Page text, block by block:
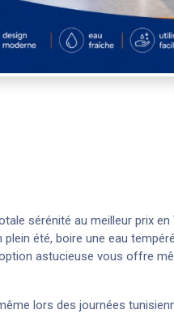
sérénité au meilleur prix
été, boire une eau
astucieuse vous offre
lors des journées